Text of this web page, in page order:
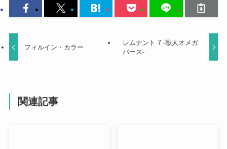
フィルイン・カラー
レムナント 7 -獣人オメガ
バース-
関連記事